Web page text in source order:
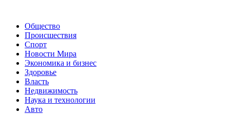
Общество
Происшествия
Спорт
Новости Мира
Экономика и бизнес
Здоровье
Власть
Недвижимость
Наука и технологии
Авто